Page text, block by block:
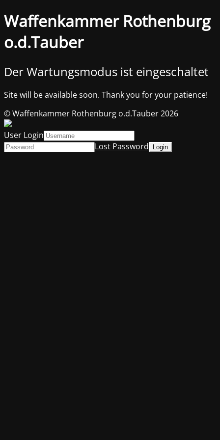
Waffenkammer Rothenburg
o.d.Tauber
Der Wartungsmodus ist eingeschaltet
Site will be available soon. Thank you for your patience!
© Waffenkammer Rothenburg o.d.Tauber 2026
User Login
Lost Password